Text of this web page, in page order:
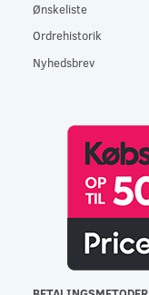
Ønskeliste
Ordrehistorik
Nyhedsbrev